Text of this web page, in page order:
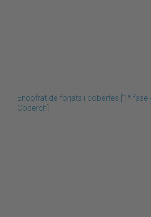
Encofrat de forjats i cobertes [1ª fase
Coderch]